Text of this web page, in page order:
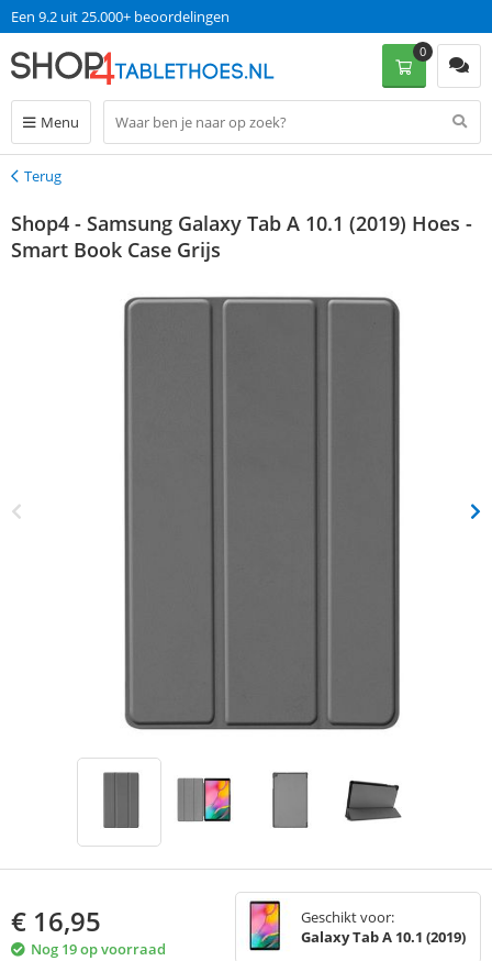
Een 9.2 uit 25.000+ beoordelingen
Menu
0
Terug
Terug
Shop4 - Samsung Galaxy Tab A 10.1 (2019) Hoes -
Smart Book Case Grijs
€ 16,95
Nog 19 op voorraad
Geschikt voor:
Galaxy Tab A 10.1 (2019)